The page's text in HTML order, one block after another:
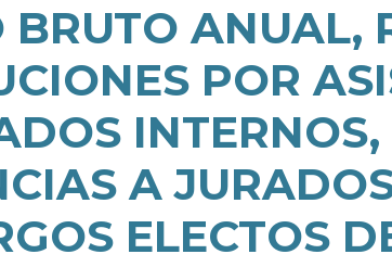
BRUTO ANUAL,
POR
A
ELECTOS